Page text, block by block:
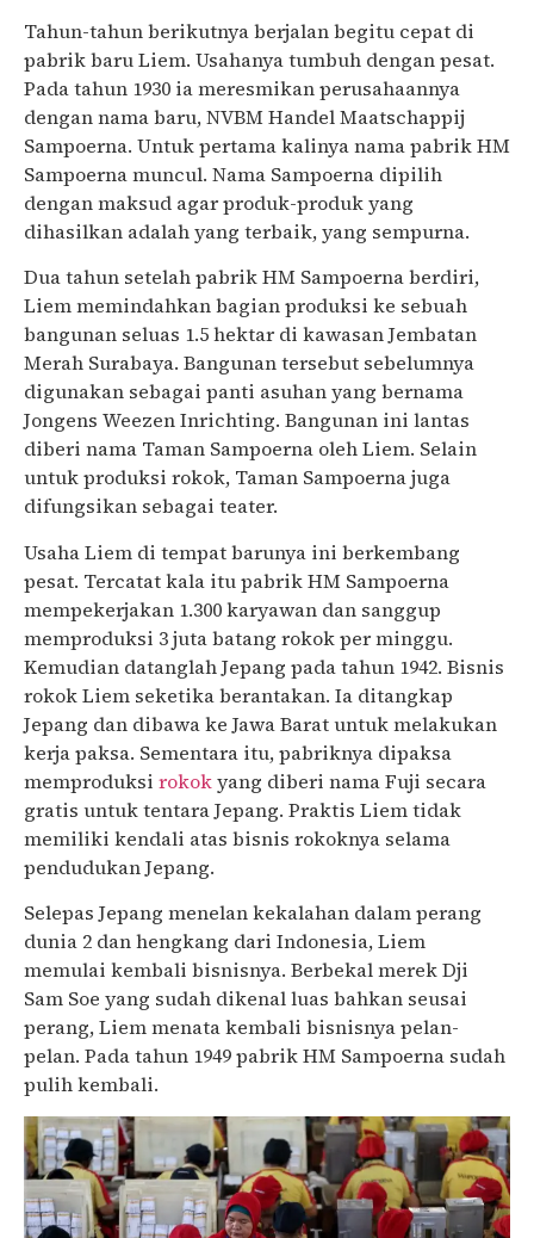
Tahun-tahun berikutnya berjalan begitu cepat di
pabrik baru Liem. Usahanya tumbuh dengan pesat.
Pada tahun 1930 ia meresmikan perusahaannya
dengan nama baru, NVBM Handel Maatschappij
Sampoerna. Untuk pertama kalinya nama pabrik HM
Sampoerna muncul. Nama Sampoerna dipilih
dengan maksud agar produk-produk yang
dihasilkan adalah yang terbaik, yang sempurna.
Dua tahun setelah pabrik HM Sampoerna berdiri,
Liem memindahkan bagian produksi ke sebuah
bangunan seluas 1.5 hektar di kawasan Jembatan
Merah Surabaya. Bangunan tersebut sebelumnya
digunakan sebagai panti asuhan yang bernama
Jongens Weezen Inrichting. Bangunan ini lantas
diberi nama Taman Sampoerna oleh Liem. Selain
untuk produksi rokok, Taman Sampoerna juga
difungsikan sebagai teater.
Usaha Liem di tempat barunya ini berkembang
pesat. Tercatat kala itu pabrik HM Sampoerna
mempekerjakan 1.300 karyawan dan sanggup
memproduksi 3 juta batang rokok per minggu.
Kemudian datanglah Jepang pada tahun 1942. Bisnis
rokok Liem seketika berantakan. Ia ditangkap
Jepang dan dibawa ke Jawa Barat untuk melakukan
kerja paksa. Sementara itu, pabriknya dipaksa
memproduksi rokokyang diberi nama Fuji secara
gratis untuk tentara Jepang. Praktis Liem tidak
memiliki kendali atas bisnis rokoknya selama
pendudukan Jepang.
Selepas Jepang menelan kekalahan dalam perang
dunia 2 dan hengkang dari Indonesia, Liem
memulai kembali bisnisnya. Berbekal merek Dji
Sam Soe yang sudah dikenal luas bahkan seusai
perang, Liem menata kembali bisnisnya pelan-
pelan. Pada tahun 1949 pabrik HM Sampoerna sudah
pulih kembali.